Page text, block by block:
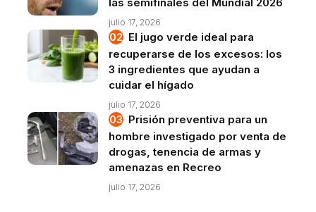
julio 17, 2026
El jugo verde ideal para
recuperarse de los excesos: los
3 ingredientes que ayudan a
cuidar el hígado
julio 17, 2026
Prisión preventiva para un
hombre investigado por venta de
drogas, tenencia de armas y
amenazas en Recreo
julio 17, 2026